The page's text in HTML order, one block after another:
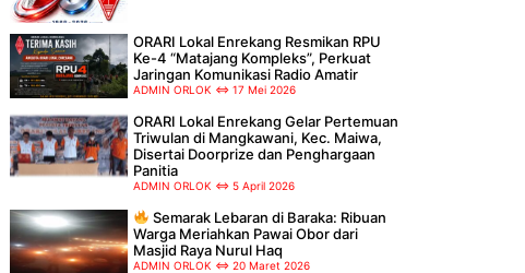
ORARI Lokal Enrekang Resmikan RPU
Ke-4 “Matajang Kompleks”, Perkuat
Jaringan Komunikasi Radio Amatir
ADMIN ORLOK 17 Mei 2026
ORARI Lokal Enrekang Gelar Pertemuan
Triwulan di Mangkawani, Kec. Maiwa,
Disertai Doorprize dan Penghargaan
Panitia
ADMIN ORLOK 5 April 2026
Semarak Lebaran di Baraka: Ribuan
Warga Meriahkan Pawai Obor dari
Masjid Raya Nurul Haq
ADMIN ORLOK 20 Maret 2026